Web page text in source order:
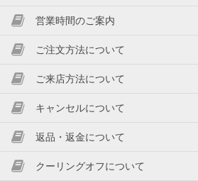
営業時間のご案内
ご注文方法について
ご来店方法について
キャンセルについて
返品・返金について
クーリングオフについて